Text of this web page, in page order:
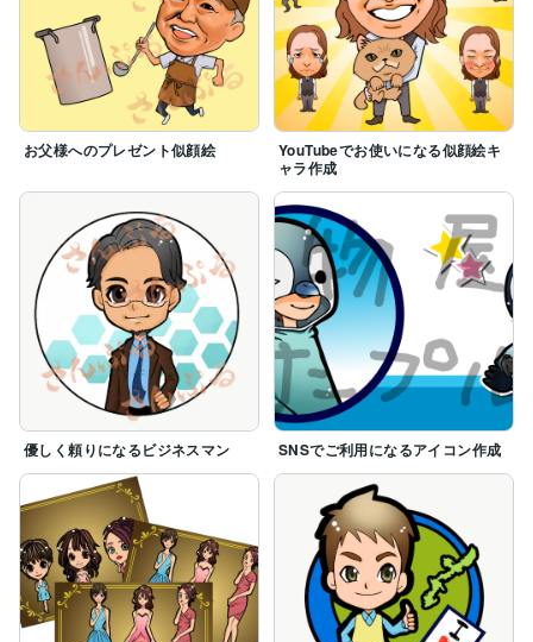
お父様へのプレゼント似顔絵
YouTubeでお使いになる似顔絵キ
ャラ作成
優しく頼りになるビジネスマン SNSでご利用になるアイコン作成